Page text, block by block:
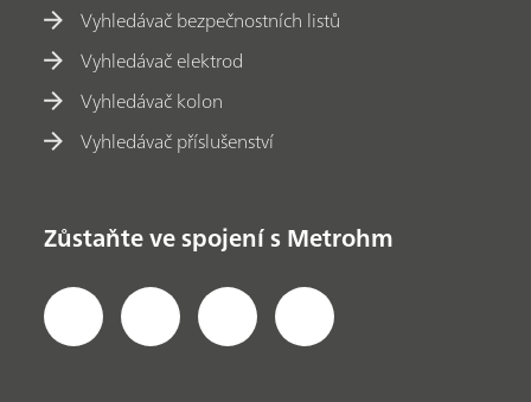
Vyhledávač bezpečnostních listů
Vyhledávač elektrod
Vyhledávač kolon
Vyhledávač příslušenství
Zůstaňte ve spojení s Metrohm